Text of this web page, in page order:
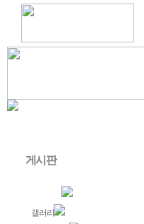
게시판
갤러리